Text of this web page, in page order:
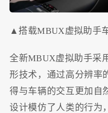
▲搭载MBUX虚拟助手
全新MBUX虚拟助手采
形技术，通过高分辨率
得与车辆的交互更加自
设计模仿了人类的行为